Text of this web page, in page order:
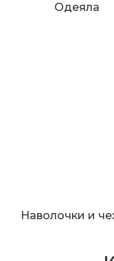
Одеяла
Наволочки и